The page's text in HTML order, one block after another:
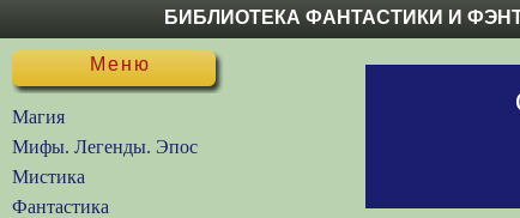
БИБЛИОТЕКА ФАНТАСТИКИ И
Меню
Магия
Мифы. Легенды. Эпос
Мистика
Фантастика